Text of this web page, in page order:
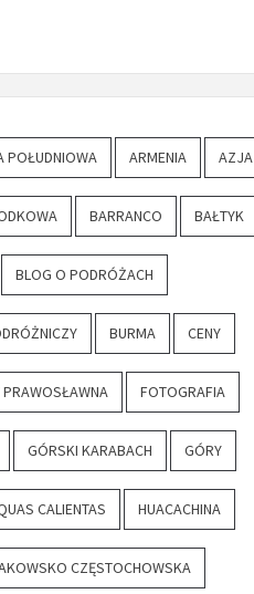
POŁUDNIOWA ARMENIA AZJA
BARRANCO BAŁTYK
BLOG O PODRÓŻACH
BURMA CENY
PRAWOSŁAWNA FOTOGRAFIA
GÓRSKI KARABACH GÓRY
CALIENTAS HUACACHINA
CZĘSTOCHOWSKA